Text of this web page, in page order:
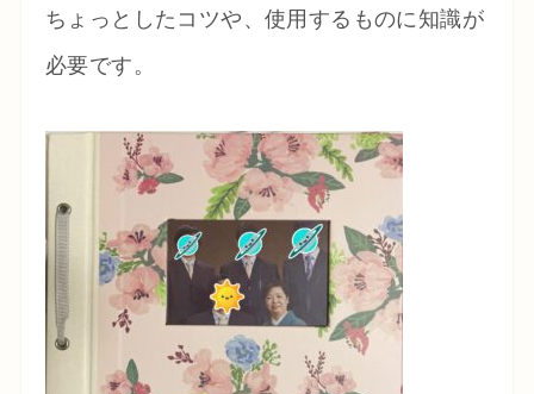
ちょっとしたコツや、使用するものに知識が
必要です。